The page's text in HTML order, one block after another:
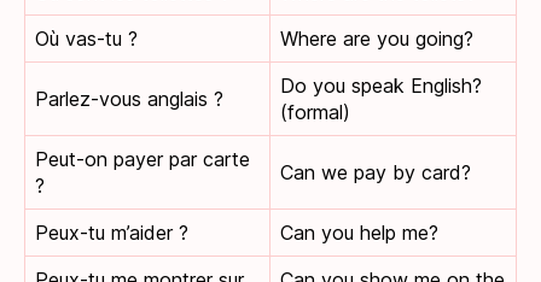
Où vas-tu ?
Where are you going?
Parlez-vous anglais ?
Do you speak English?
(formal)
Peut-on payer par carte
?
Can we pay by card?
Peux-tu m’aider ?
Can you help me?